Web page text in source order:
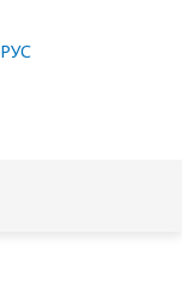
РУС